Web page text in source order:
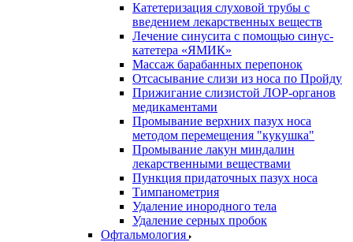
Катетеризация слуховой трубы с
введением лекарственных веществ
Лечение синусита с помощью синус-
катетера «ЯМИК»
Массаж барабанных перепонок
Отсасывание слизи из носа по Пройду
Прижигание слизистой ЛОР-органов
медикаментами
Промывание верхних пазух носа
методом перемещения "кукушка"
Промывание лакун миндалин
лекарственными веществами
Пункция придаточных пазух носа
Тимпанометрия
Удаление инородного тела
Удаление серных пробок
Офтальмология